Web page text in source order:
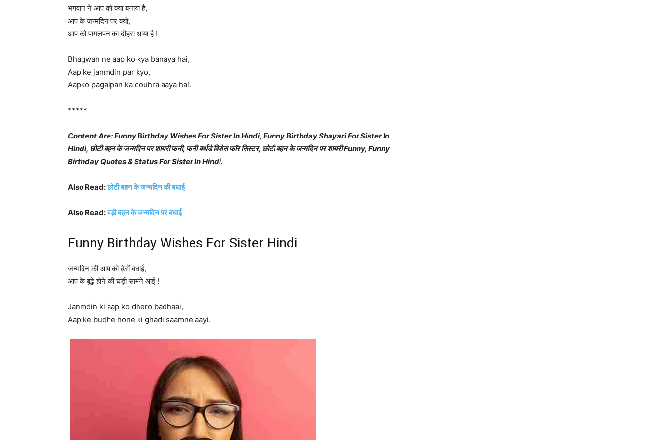
भगवान ने आप को क्या बनाया है,
आप के जन्मदिन पर क्यों,
आप को पागलपन का दौहरा आया है !
Bhagwan ne aap ko kya banaya hai,
Aap ke janmdin par kyo,
Aapko pagalpan ka douhra aaya hai.
*****
Content Are: Funny Birthday Wishes For Sister In Hindi, Funny Birthday Shayari For Sister In
Hindi, छोटी बहन के जन्मदिन पर शायरी फनी, फनी बर्थडे विशेस फॉर सिस्टर, छोटी बहन के जन्मदिन पर शायरी Funny, Funny
Birthday Quotes & Status For Sister In Hindi.
Also Read:छोटी बहन के जन्मदिन की बधाई
Also Read:बड़ी बहन के जन्मदिन पर बधाई
Funny Birthday Wishes For Sister Hindi
जन्मदिन की आप को ढ़ेरों बधाई,
आप के बूढ़े होने की घड़ी सामने आई !
Janmdin ki aap ko dhero badhaai,
Aap ke budhe hone ki ghadi saamne aayi.